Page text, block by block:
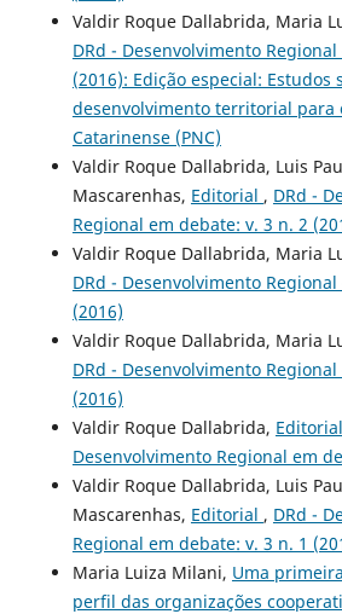
Valdir Roque Dallabrida, Maria
DRd - Desenvolvimento
(2016): Edição especial:
desenvolvimento territorial para
Catarinense (PNC)
Valdir Roque Dallabrida, Luis
Mascarenhas, Editorial , DRd -
Regional em debate: v. 3 n. 2
Valdir Roque Dallabrida, Maria
DRd - Desenvolvimento
(2016)
Valdir Roque Dallabrida, Maria
DRd - Desenvolvimento
(2016)
Valdir Roque Dallabrida, Editorial
Desenvolvimento Regional em
Valdir Roque Dallabrida, Luis
Mascarenhas, Editorial , DRd -
Regional em debate: v. 3 n. 1
Maria Luiza Milani, Uma
perfil das organizações